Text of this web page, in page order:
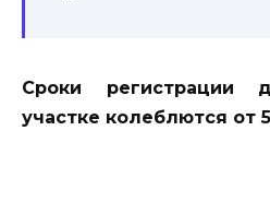
Сроки регистрации
участке колеблются от